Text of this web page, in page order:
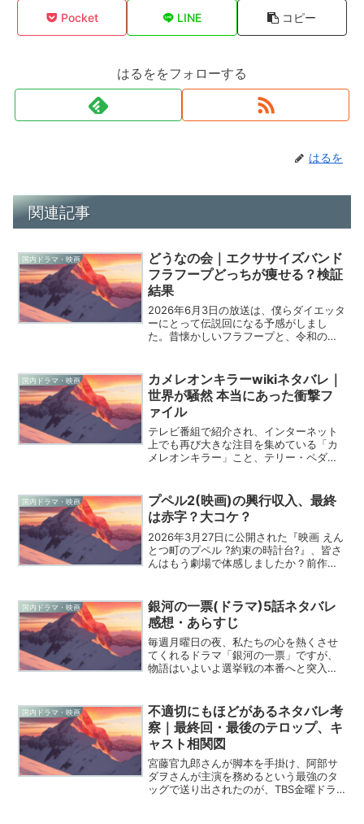
Pocket LINE コピー
はるををフォローする
はるを
関連記事
国内ドラマ・映画
どうなの会｜エクササイズバンド
フラフープどっちが痩せる？検証
結果
2026年6月3日の放送は、僕らダイエッタ
ーにとって伝説回になる予感がしまし
た。昔懐かしいフラフープと、令和の宅
たでしょうか。餅田コシヒカリさんと大
橋ミチ子さんのガチす...
国内ドラマ・映画
カメレオンキラーwikiネタバレ｜
世界が騒然 本当にあった衝撃フ
ァイル
テレビ番組で紹介され、インターネット
上でも再び大きな注目を集めている「カ
メレオンキラー」こと、テリー・ペダ
れたドラム缶と、その中に隠されていた
あまりにも悲しい真実を皆さ...
国内ドラマ・映画
プペル2(映画)の興行収入、最終
は赤字？大コケ？
2026年3月27日に公開された『映画 えん
とつ町のプペル ?約束の時計台?』、皆さ
んはもう劇場で体感しましたか？前作か
ケ」だのと騒がれていますが、その実態
は一体どう...
国内ドラマ・映画
銀河の一票(ドラマ)5話ネタバレ
感想・あらすじ
毎週月曜日の夜、私たちの心を熱くさせ
てくれるドラマ「銀河の一票」ですが、
物語はいよいよ選挙戦の本番へと突入
うなテーマを扱いながら、実は私たちの
すぐ足元にある生活の物語で...
国内ドラマ・映画
不適切にもほどがあるネタバレ考
察｜最終回・最後のテロップ、キ
ャスト相関図
宮藤官九郎さんが脚本を手掛け、阿部サ
ダヲさんが主演を務めるという最強のタ
ッグで送り出されたのが、TBS金曜ドラ